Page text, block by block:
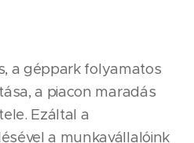
a géppark folyamatos
a piacon maradás
Ezáltal a
a munkavállalóink